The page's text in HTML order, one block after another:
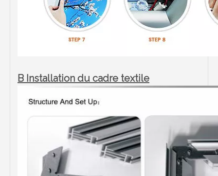
B Installation du cadre textile